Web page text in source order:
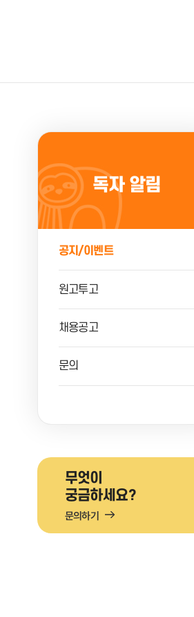
독자 알림
공지/이벤트
원고투고
채용공고
문의
무엇이
궁금하세요?
문의하기